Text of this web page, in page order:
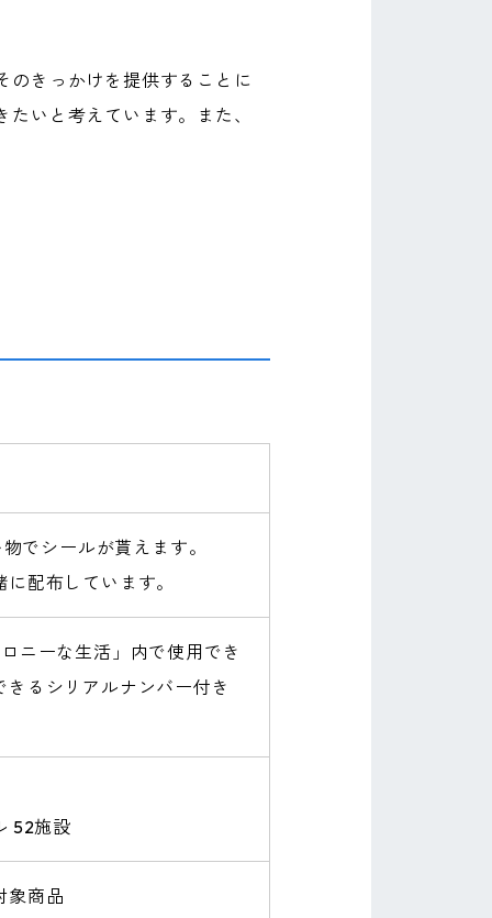
きっかけを提供することに
いと考えています。また、
でシールが貰えます。
配布しています。
ニーな生活」内で使用でき
るシリアルナンバー付き
52施設
象商品